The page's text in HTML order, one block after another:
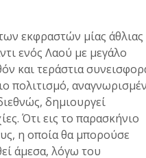
εκφραστών μίας άθλιας
ενός Λαού με μεγάλο
και τεράστια
πολιτισμό,
δημιουργεί
Ότι εις το παρασκήνιο
η οποία θα μπορούσε
άμεσα, λόγω του